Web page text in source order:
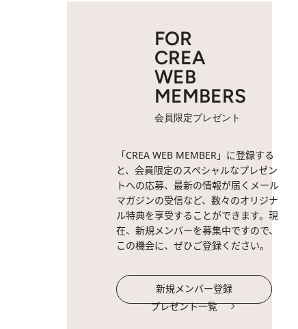
FOR
CREA
WEB
MEMBERS
会員限定プレゼント
「CREA WEB MEMBER」に登録する
と、会員限定のスペシャルなプレゼン
トへの応募、最新の情報が届くメール
マガジンの受信など、数々のオリジナ
ル特典を享受することができます。現
在、新規メンバーを募集中ですので、
この機会に、ぜひご登録ください。
新規メンバー登録
プレゼント一覧